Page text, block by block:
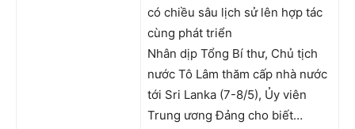
có chiều sâu lịch sử lên hợp tác
cùng phát triển
Nhân dịp Tổng Bí thư, Chủ tịch
nước Tô Lâm thăm cấp nhà nước
tới Sri Lanka (7-8/5), Ủy viên
Trung ương Đảng cho biết…